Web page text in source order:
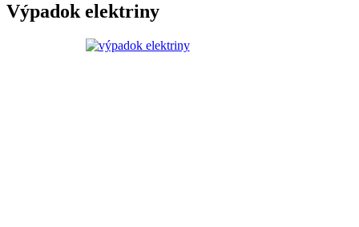
Výpadok elektriny